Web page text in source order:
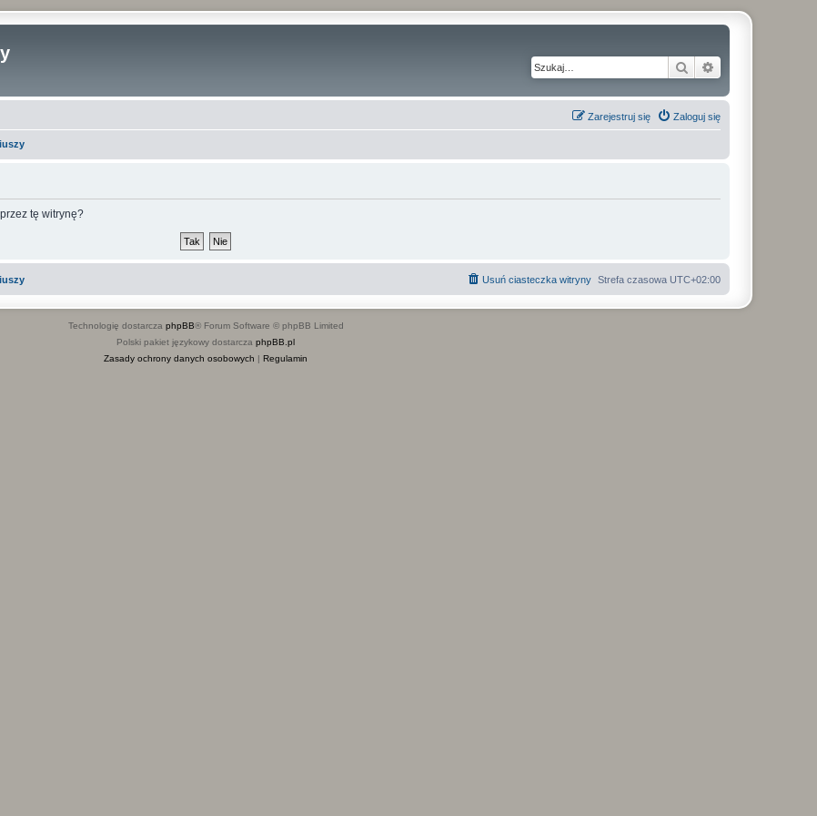
Szukaj
Zaloguj się
Zarejestruj się
tę witrynę?
Strefa czasowa UTC+02:00
Usuń ciasteczka witryny
Technologię dostarcza phpBB® Forum Software © phpBB Limited
Polski pakiet językowy dostarcza phpBB.pl
Zasady ochrony danych osobowych | Regulamin